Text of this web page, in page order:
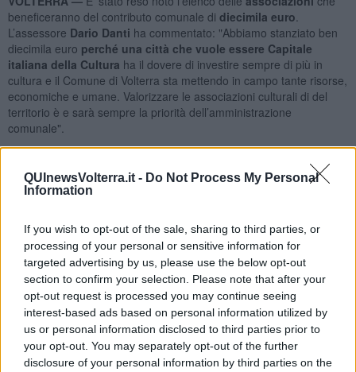
QUInewsVolterra.it - Do Not Process My Personal
Information
If you wish to opt-out of the sale, sharing to third parties, or
processing of your personal or sensitive information for
targeted advertising by us, please use the below opt-out
section to confirm your selection. Please note that after your
opt-out request is processed you may continue seeing
interest-based ads based on personal information utilized by
us or personal information disclosed to third parties prior to
your opt-out. You may separately opt-out of the further
disclosure of your personal information by third parties on the
beneficeranno del contributo comunale di diecimila euro
L’assessore Dario Danti ha commentato: "Abbiamo stanziato ben
diecimila euro perché una città che vuole essere Capitale
italiana della Cultura ha il dovere di investire sempre di più in
cultura e il Comune di Volterra sta mettendo in campo tante risorse,
economiche e umane. Valorizzare le associazioni culturali di del
territorio è e sarà sempre la priorità dell’amministrazione
comunale".
Ecco l’elenco dei beneficiariconrelativo contributo
Hidden Teatre 382,40 euro;
Contrada S. Agnolo 554,48 euro;
Libera Espressione Creativa 382,40 euro;
Università della libera età 344,16 euro;
Comitato delle Contrade 592,72 euro;
Vai Oltre! 726,56 euro;